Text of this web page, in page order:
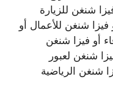
شنغن للزيارة
شنغن للأعمال أو
أو فيزا شنغن
شنغن لعبور
شنغن الرياضية